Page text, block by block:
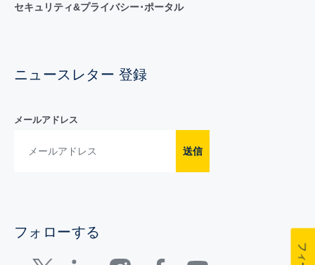
セキュリティ&プライバシー･ポータル
ニュースレター 登録
メールアドレス
送信
フォローする